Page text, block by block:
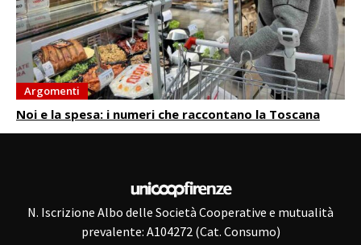
Argomenti
Noi e la spesa: i numeri che raccontano la Toscana
N. Iscrizione Albo delle Società Cooperative e mutualità
prevalente: A104272 (Cat. Consumo)